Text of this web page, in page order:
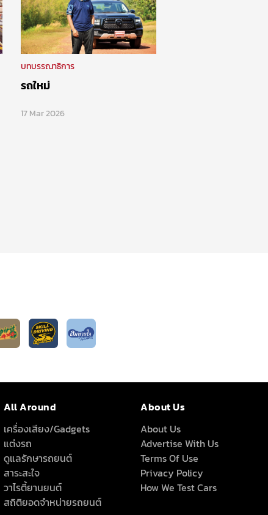
บทบรรณาธิการ
รถใหม่
17 Mar 2026
All Around
เครื่องเสียง/Gadgets
แต่งรถ
ดูแลรักษารถยนต์
สาระสะใจ
วาไรตี้ยานยนต์
สถิติยอดจำหน่ายรถยนต์
About Us
About Us
Advertise With Us
Terms Of Use
Privacy Policy
How We Test Cars